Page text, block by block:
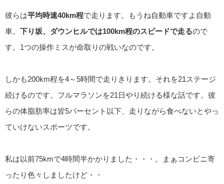
彼らは平均時速40km程で走ります。もうね自動車ですよ自動
車。 下り坂、ダウンヒルでは100km程のスピードで走るので
す。1つの操作ミスが命取りの戦いなのです。
しかも200km程を4～5時間で走りきります。それを21ステージ
続けるのです。フルマラソンを21日やり続ける様な話です。彼
らの体脂肪率は皆5パーセント以下、走りながら食べないとやっ
ていけないスポーツです。
私は以前75kmで4時間半かかりました・・・。まぁコンビニ寄
ったり色々しましたけど・・